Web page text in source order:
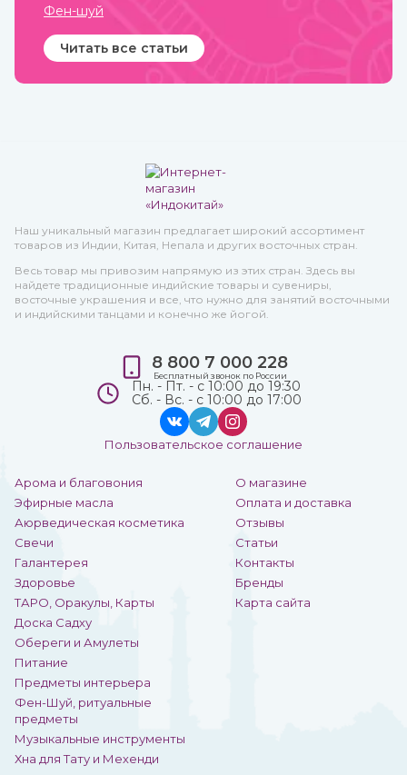
Фен-шуй
Читать все статьи
Наш уникальный магазин предлагает широкий ассортимент
товаров из Индии, Китая, Непала и других восточных стран.
Весь товар мы привозим напрямую из этих стран. Здесь вы
найдете традиционные индийские товары и сувениры,
восточные украшения и все, что нужно для занятий восточными
и индийскими танцами и конечно же йогой.
Арома и благовония
Эфирные масла
Аюрведическая косметика
Свечи
Галантерея
Здоровье
ТАРО, Оракулы, Карты
Доска Садху
Обереги и Амулеты
Питание
Предметы интерьера
Фен-Шуй, ритуальные
предметы
Музыкальные инструменты
Хна для Тату и Мехенди
О магазине
Оплата и доставка
Отзывы
Статьи
Контакты
Бренды
Карта сайта
8 800 7 000 228
Бесплатный звонок по России
Пн. - Пт. - с 10:00 до 19:30
Сб. - Вс. - с 10:00 до 17:00
Пользовательское соглашение